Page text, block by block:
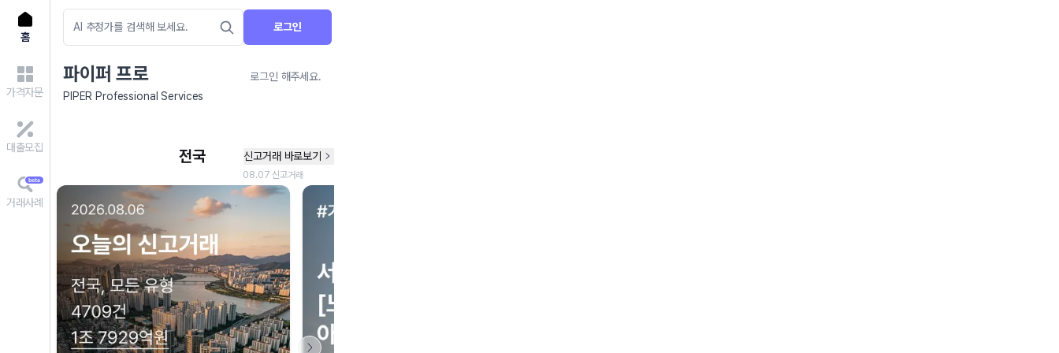
홈
가격자문
대출모집
거래사례
로그인
파이퍼 프로
로그인 해주세요.
PIPER Professional Services